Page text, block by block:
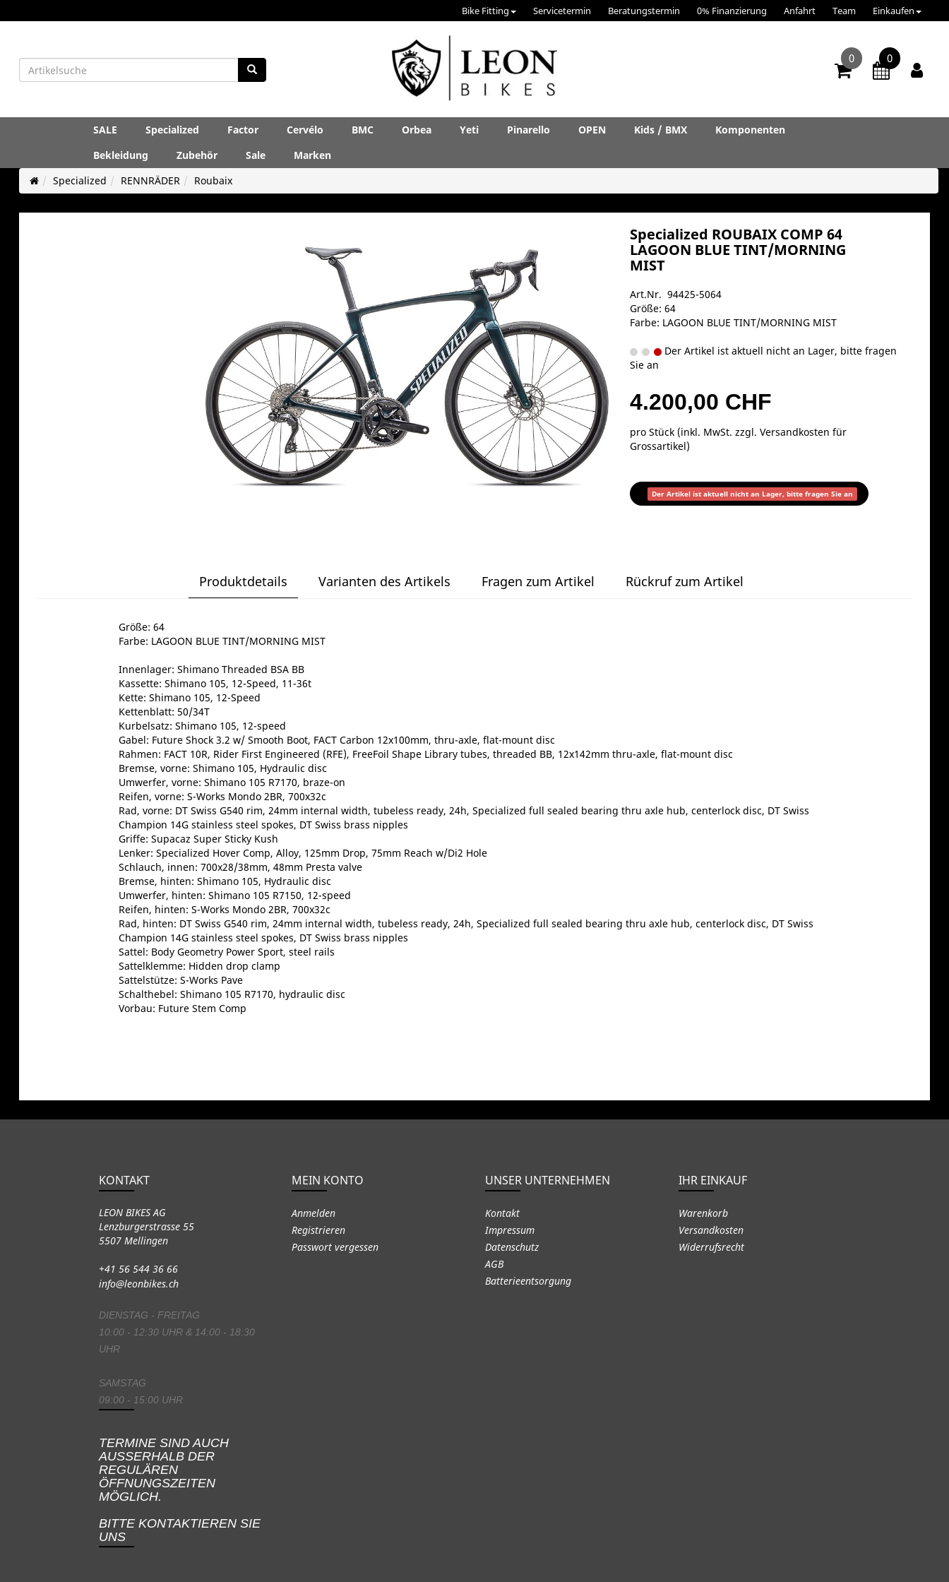
Bike Fitting Servicetermin Beratungstermin 0% Finanzierung Anfahrt Team Einkaufen
0 0
SALE Specialized Factor Cervélo BMC Orbea Yeti Pinarello OPEN Kids / BMX
Komponenten
Bekleidung
Zubehör Sale
Marken
Specialized
RENNRÄDER Roubaix
Specialized ROUBAIX COMP 64
LAGOON BLUE TINT/MORNING
MIST
Art.Nr. 94425-5064
Größe: 64
Farbe: LAGOON BLUE TINT/MORNING MIST
Der Artikel ist aktuell nicht an Lager, bitte fragen
Sie an
4.200,00 CHF
pro Stück (inkl. MwSt. zzgl.Versandkosten für
Grossartikel)
Der Artikel ist aktuell nicht an Lager, bitte fragen Sie an
Produktdetails Varianten des Artikels Fragen zum Artikel Rückruf zum Artikel
Größe: 64
Farbe: LAGOON BLUE TINT/MORNING MIST
Innenlager: Shimano Threaded BSA BB
Kassette: Shimano 105, 12-Speed, 11-36t
Kette: Shimano 105, 12-Speed
Kettenblatt: 50/34T
Kurbelsatz: Shimano 105, 12-speed
Gabel: Future Shock 3.2 w/ Smooth Boot, FACT Carbon 12x100mm, thru-axle, flat-mount disc
Rahmen: FACT 10R, Rider First Engineered (RFE), FreeFoil Shape Library tubes, threaded BB, 12x142mm thru-axle, flat-mount disc
Bremse, vorne: Shimano 105, Hydraulic disc
Umwerfer, vorne: Shimano 105 R7170, braze-on
Reifen, vorne: S-Works Mondo 2BR, 700x32c
Rad, vorne: DT Swiss G540 rim, 24mm internal width, tubeless ready, 24h, Specialized full sealed bearing thru axle hub, centerlock disc, DT Swiss
Champion 14G stainless steel spokes, DT Swiss brass nipples
Griffe: Supacaz Super Sticky Kush
Lenker: Specialized Hover Comp, Alloy, 125mm Drop, 75mm Reach w/Di2 Hole
Schlauch, innen: 700x28/38mm, 48mm Presta valve
Bremse, hinten: Shimano 105, Hydraulic disc
Umwerfer, hinten: Shimano 105 R7150, 12-speed
Reifen, hinten: S-Works Mondo 2BR, 700x32c
Rad, hinten: DT Swiss G540 rim, 24mm internal width, tubeless ready, 24h, Specialized full sealed bearing thru axle hub, centerlock disc, DT Swiss
Champion 14G stainless steel spokes, DT Swiss brass nipples
Sattel: Body Geometry Power Sport, steel rails
Sattelklemme: Hidden drop clamp
Sattelstütze: S-Works Pave
Schalthebel: Shimano 105 R7170, hydraulic disc
Vorbau: Future Stem Comp
KONTAKT
LEON BIKES AG
Lenzburgerstrasse 55
5507 Mellingen
+41 56 544 36 66
info@leonbikes.ch
DIENSTAG - FREITAG
10:00 - 12:30 UHR & 14:00 - 18:30
UHR
SAMSTAG
09:00 - 15:00 UHR
TERMINE SIND AUCH
AUSSERHALB DER
REGULÄREN
ÖFFNUNGSZEITEN
MÖGLICH.
BITTE KONTAKTIEREN SIE
UNS
MEIN KONTO
Anmelden
Registrieren
Passwort vergessen
UNSER UNTERNEHMEN
Kontakt
Impressum
Datenschutz
AGB
Batterieentsorgung
IHR EINKAUF
Warenkorb
Versandkosten
Widerrufsrecht